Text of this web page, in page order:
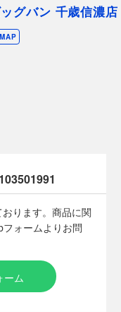
古品
います。
ます。
出来るよう努めており
誤差が生じる場合があ
なキズ、汚れが見受け
ざいます。
グバン 千歳信濃店
MAP
ります。商品に関
ォームよりお問
ーム